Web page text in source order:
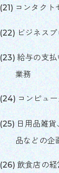
コンタクト
ビジネス
給与の支
業務
コンピュ
日用品雑
品などの企
飲食店の